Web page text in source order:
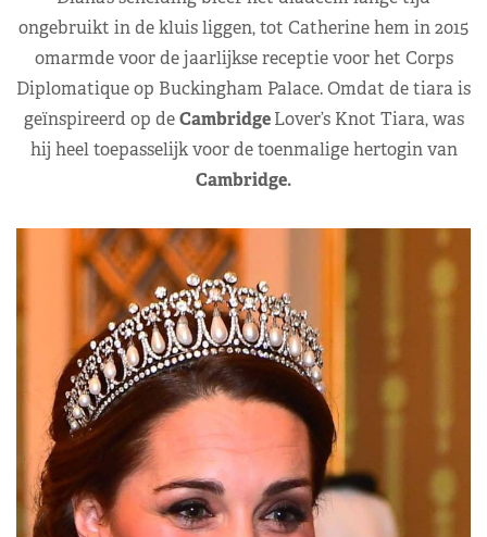
ongebruikt in de kluis liggen, tot Catherine hem in 2015
omarmde voor de jaarlijkse receptie voor het Corps
Diplomatique op Buckingham Palace. Omdat de tiara is
geïnspireerd op deCambridgeLover’s Knot Tiara, was
hij heel toepasselijk voor de toenmalige hertogin van
Cambridge.